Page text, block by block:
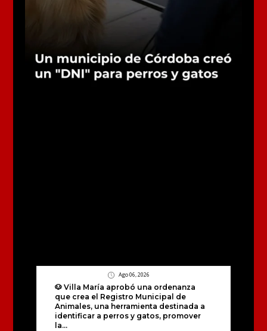
Ago 06, 2026
🐶 Villa María aprobó una ordenanza
que crea el Registro Municipal de
Animales, una herramienta destinada a
identificar a perros y gatos, promover
la...